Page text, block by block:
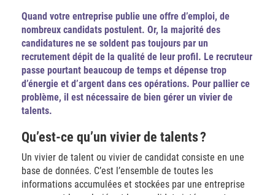
Quand votre entreprise publie une offre d’emploi, de
nombreux candidats postulent. Or, la majorité des
candidatures ne se soldent pas toujours par un
recrutement dépit de la qualité de leur profil. Le recruteur
passe pourtant beaucoup de temps et dépense trop
d’énergie et d’argent dans ces opérations. Pour pallier ce
problème, il est nécessaire de bien gérer un vivier de
talents.
Qu’est-ce qu’un vivier de talents ?
Un vivier de talent ou vivier de candidat consiste en une
base de données. C’est l’ensemble de toutes les
informations accumulées et stockées par une entreprise